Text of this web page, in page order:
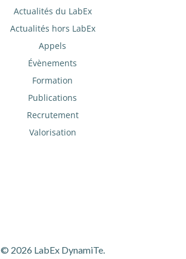
Actualités du LabEx
Actualités hors LabEx
Appels
Évènements
Formation
Publications
Recrutement
Valorisation
© 2026 LabEx DynamiTe.